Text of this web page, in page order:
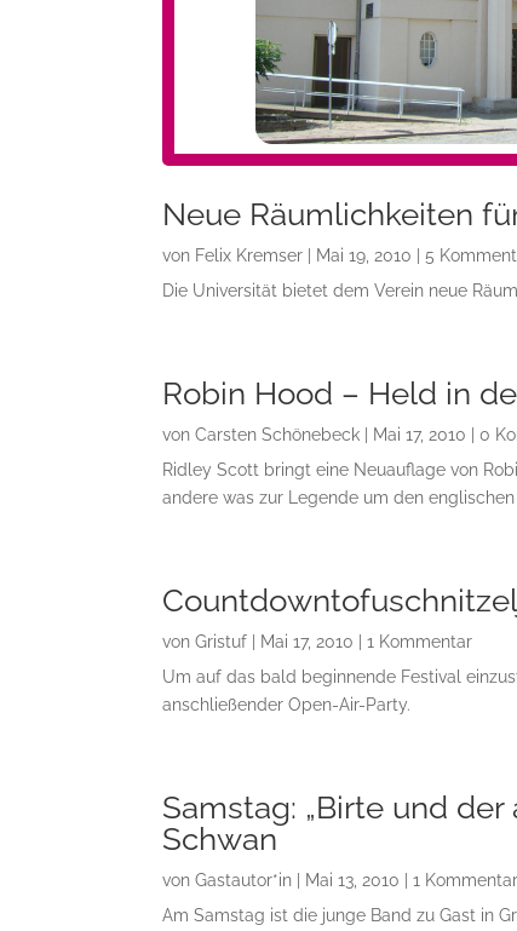
Neue Räumlichkeiten
von Felix Kremser | Mai 19, 2010 | 5
Die Universität bietet dem Verein neue
Robin Hood – Held in
vonCarsten Schönebeck | Mai 17, 2010 | 0
Ridley Scott bringt eine Neuauflage von
andere was zur Legende um den
vonGristuf | Mai 17, 2010 | 1 Kommentar
Um auf das bald beginnende Festival
anschließender Open-Air-Party.
Samstag: „Birte und
Schwan
vonGastautor*in | Mai 13, 2010 | 1 Kommentar
Am Samstag ist die junge Band zu Gast in